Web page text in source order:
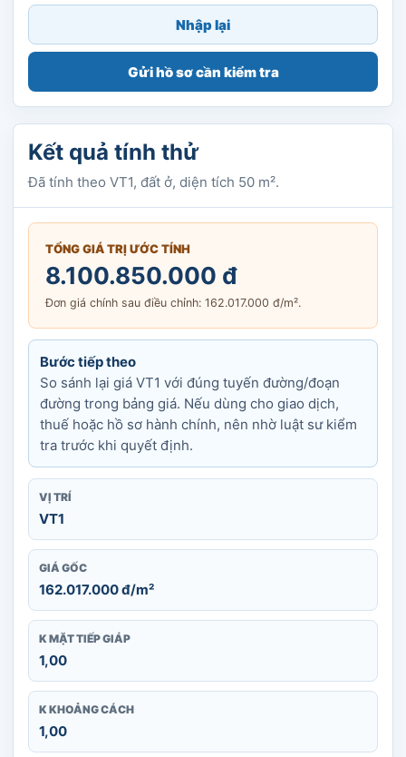
Nhập lại
Gửi hồ sơ cần kiểm tra
Kết quả tính thử
Đã tính theo VT1, đất ở, diện tích 50 m².
TỔNG GIÁ TRỊ ƯỚC TÍNH
8.100.850.000 đ
Đơn giá chính sau điều chỉnh: 162.017.000 đ/m².
Bước tiếp theo
So sánh lại giá VT1 với đúng tuyến đường/đoạn
đường trong bảng giá. Nếu dùng cho giao dịch,
thuế hoặc hồ sơ hành chính, nên nhờ luật sư kiểm
tra trước khi quyết định.
VỊ TRÍ
VT1
GIÁ GỐC
162.017.000 đ/m²
K MẶT TIẾP GIÁP
1,00
K KHOẢNG CÁCH
1,00